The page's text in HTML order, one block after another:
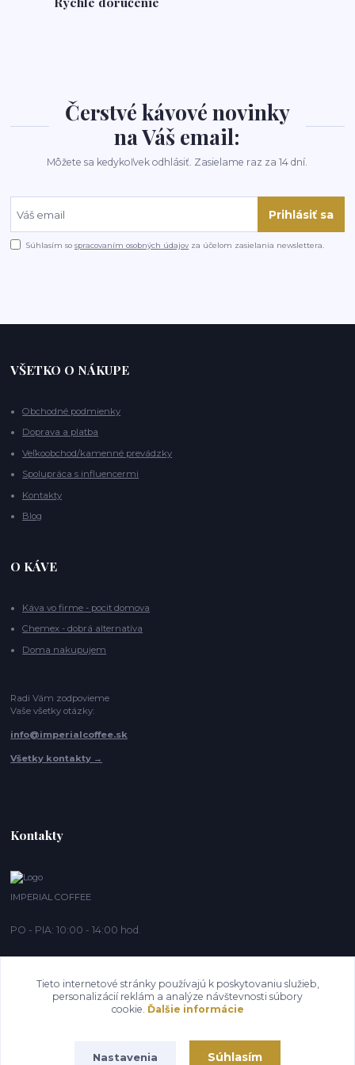
Čerstvé kávové novinky
na Váš email:
Môžete sa kedykoľvek odhlásiť. Zasielame raz za 14 dní.
Prihlásiť sa
Súhlasím sospracovaním osobných údajov za účelom zasielania newslettera.
VŠETKO O NÁKUPE
Obchodné podmienky
Doprava a platba
Veľkoobchod/kamenné prevádzky
Spolupráca s influencermi
Kontakty
Blog
O KÁVE
Káva vo firme - pocit domova
Chemex - dobrá alternatíva
Doma nakupujem
Radi Vám zodpovieme
Vaše všetky otázky:
info@imperialcoffee.sk
Všetky kontakty →
Kontakty
IMPERIAL COFFEE
PO - PIA: 10:00 - 14:00 hod.
Tieto internetové stránky používajú k poskytovaniu služieb,
personalizácií reklám a analýze návštevnosti súbory
cookie. Ďalšie informácie
Nastavenia Súhlasím